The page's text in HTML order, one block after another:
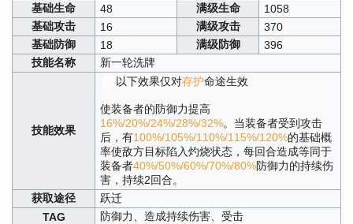
基础生命
48 满级生命
1058
基础攻击
16 满级攻击
370
基础防御
18 满级防御
396
技能名称
新一轮洗牌
技能效果
以下效果仅对存护命途生效
使装备者的防御力提高
16%/20%/24%/28%/32%。当装备者受到攻击
后，有100%/105%/110%/115%/120%的基础概
率使敌方目标陷入灼烧状态，每回合造成等同于
装备者40%/50%/60%/70%/80%防御力的持续伤
害，持续2回合。
获取途径
跃迁
TAG
防御力、造成持续伤害、受击